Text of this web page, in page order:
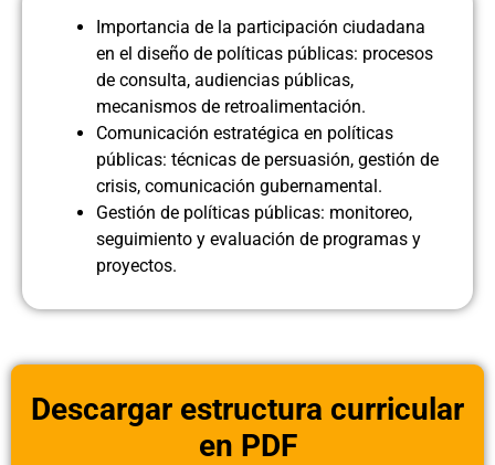
Importancia de la participación ciudadana
en el diseño de políticas públicas: procesos
de consulta, audiencias públicas,
mecanismos de retroalimentación.
Comunicación estratégica en políticas
públicas: técnicas de persuasión, gestión de
crisis, comunicación gubernamental.
Gestión de políticas públicas: monitoreo,
seguimiento y evaluación de programas y
proyectos.
Descargar estructura curricular
en PDF